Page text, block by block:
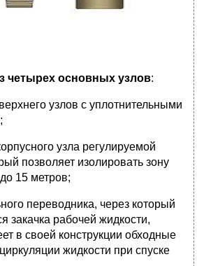
четырех основных узлов:
узлов с уплотнительными
узла регулируемой
позволяет изолировать зону
15 метров;
переводника, через который
закачка рабочей жидкости,
в своей конструкции обходные
жидкости при спуске